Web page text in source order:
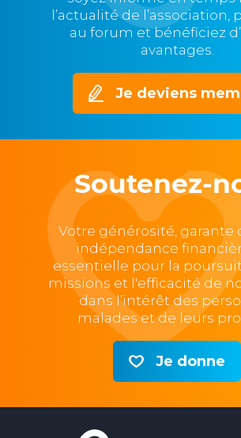
l’actualité de l’association,
au forum et bénéficiez
avantages.
Je deviens
Soutenez-
Votre générosité, garante
indépendance
essentielle pour la
missions et l'efficacité de
dans l’intérêt des
malades et de leurs
Je donne